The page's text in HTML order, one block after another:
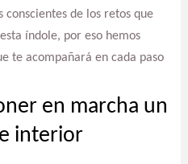
conscientes de los retos que
índole, por eso hemos
te acompañará en cada paso
en marcha un
interior